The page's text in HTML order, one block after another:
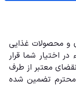
و محصولات غذایی
در اختیار شما قرار
معتبر از طرف
محترم تضمین شده